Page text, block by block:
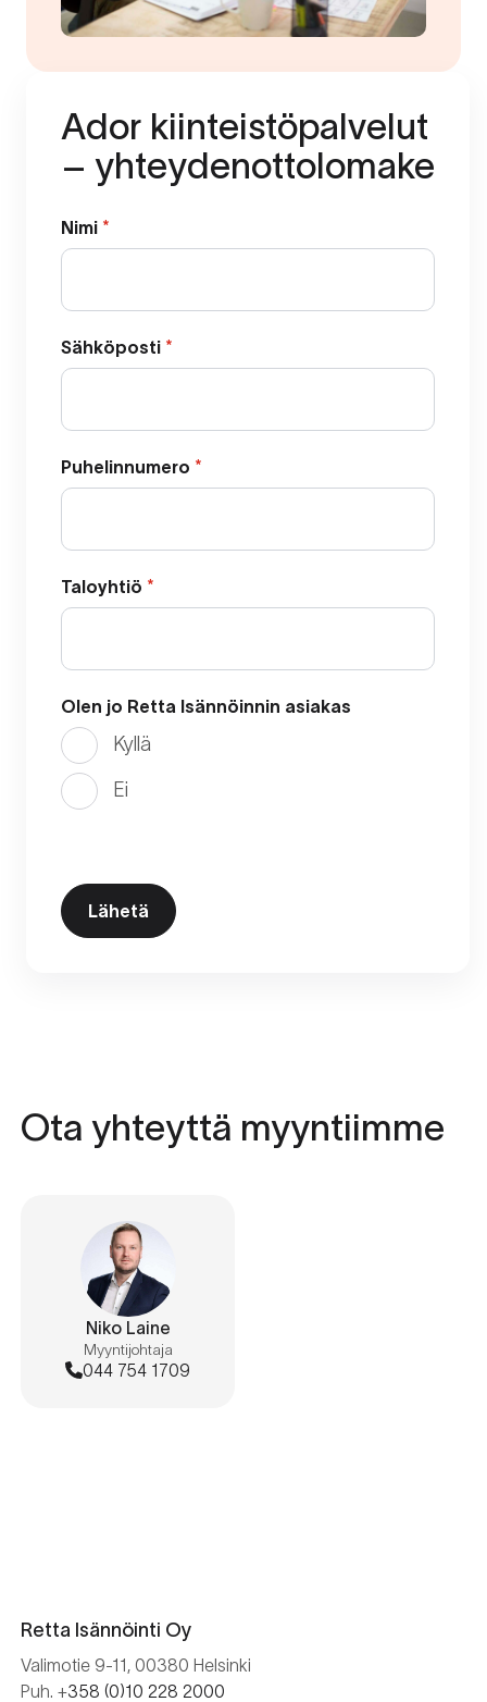
Ador kiinteistöpalvelut
– yhteydenottolomake
Nimi *
Sähköposti *
Puhelinnumero *
Taloyhtiö *
Olen jo Retta Isännöinnin asiakas
Kyllä
Ei
Ota yhteyttä myyntiimme
Niko Laine
Myyntijohtaja
044 754 1709
Retta Isännöinti Oy
Valimotie 9-11, 00380 Helsinki
Puh. +358 (0)10 228 2000